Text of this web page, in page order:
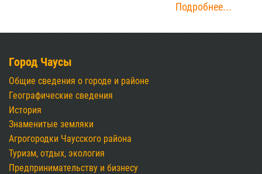
Подробнее...
Город Чаусы
Общие сведения о городе и районе
Географические сведения
История
Знаменитые земляки
Агрогородки Чаусского района
Туризм, отдых, экология
Предпринимательству и бизнесу